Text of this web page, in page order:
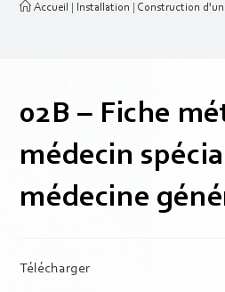
Accueil Installation Construction
02B – Fiche
médecin
médecine
Télécharger